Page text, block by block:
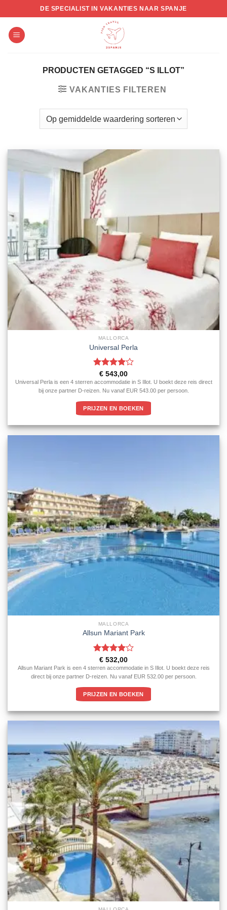
to
content
DE SPECIALIST IN VAKANTIES NAAR SPANJE
PRODUCTEN GETAGGED “S ILLOT”
VAKANTIES FILTEREN
MALLORCA
Universal Perla
Gewaardeerd
4uit 5
€ 543,00
Universal Perla is een 4 sterren accommodatie in S Illot. U boekt deze reis direct
bij onze partner D-reizen. Nu vanaf EUR 543.00 per persoon.
PRIJZEN EN BOEKEN
MALLORCA
Allsun Mariant Park
Gewaardeerd
4uit 5
€ 532,00
Allsun Mariant Park is een 4 sterren accommodatie in S Illot. U boekt deze reis
direct bij onze partner D-reizen. Nu vanaf EUR 532.00 per persoon.
PRIJZEN EN BOEKEN